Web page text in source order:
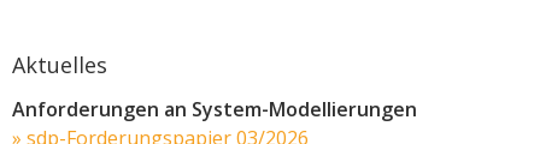
Aktuelles
Anforderungen an System-Modellierungen
» sdp-Forderungspapier 03/2026